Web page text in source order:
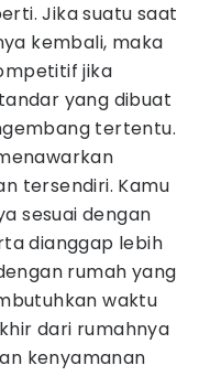
Jika suatu saat
kembali, maka
jika
yang dibuat
tertentu.
tersendiri. Kamu
sesuai dengan
dianggap lebih
rumah yang
waktu
dari rumahnya
kenyamanan